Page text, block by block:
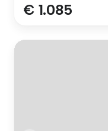
€ 1.085